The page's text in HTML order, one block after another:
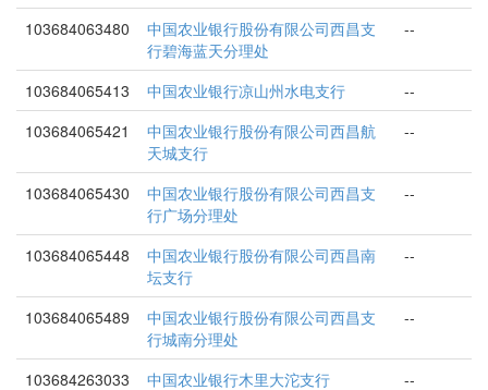
103684063480
中国农业银行股份有限公司西昌支
行碧海蓝天分理处
--
103684065413 中国农业银行凉山州水电支行
--
103684065421
中国农业银行股份有限公司西昌航
天城支行
--
103684065430
中国农业银行股份有限公司西昌支
行广场分理处
--
103684065448
中国农业银行股份有限公司西昌南
坛支行
--
103684065489
中国农业银行股份有限公司西昌支
行城南分理处
--
103684263033 中国农业银行木里大沱支行 --